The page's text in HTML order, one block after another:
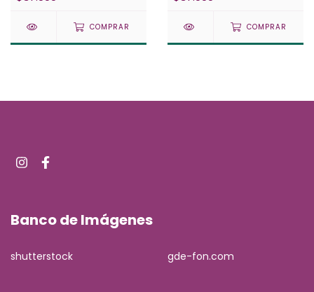
COMPRAR COMPRAR
Banco de Imágenes
shutterstock gde-fon.com